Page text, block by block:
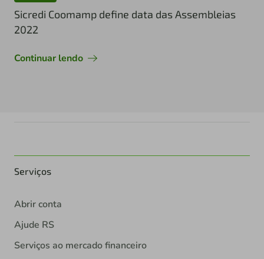
Sicredi Coomamp define data das Assembleias
2022
Continuar lendo
Serviços
Abrir conta
Ajude RS
Serviços ao mercado financeiro